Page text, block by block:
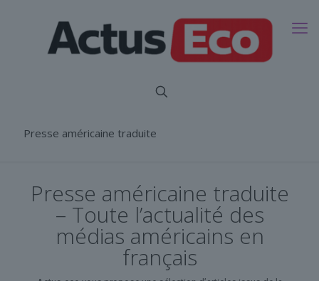
Presse américaine traduite
Presse américaine traduite
– Toute l’actualité des
médias américains en
français